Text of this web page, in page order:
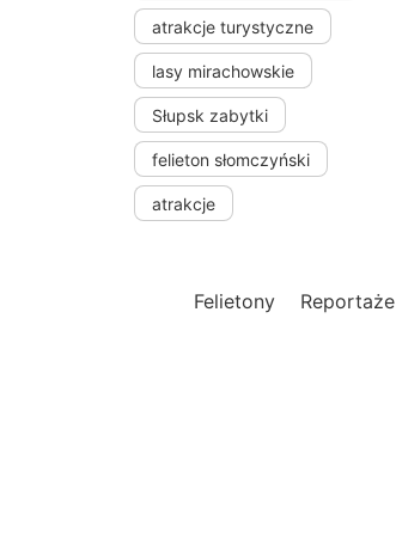
atrakcje turystyczne
lasy mirachowskie
Słupsk zabytki
felieton słomczyński
atrakcje
Felietony Reportaże